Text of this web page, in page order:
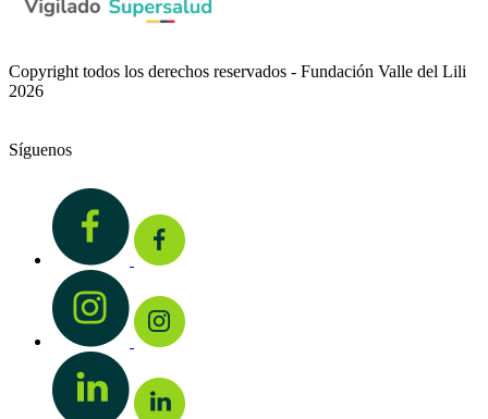
Copyright todos los derechos reservados - Fundación Valle del Lili
2026
Síguenos